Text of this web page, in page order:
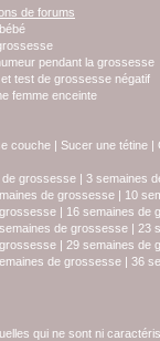
de forums
pendant la grossesse
test de grossesse négatif
femme enceinte
couche | Sucer une tétine |
de grossesse | 3 semaines
de grossesse | 10
| 16 semaines de
de grossesse | 23
| 29 semaines de
de grossesse | 36
qui ne sont ni